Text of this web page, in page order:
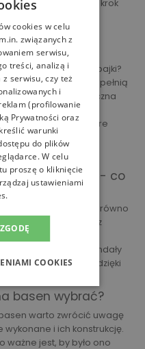
bezpieczny i stabilny krok
dla
designu
ulubionej gry czy bajki?
kolorystyce, które uzupełnią
czy może klasyczna
wersji? W ofercie
wersje japonek, które
i starszej latorośli.
dziecięce - co
które sprawdzi się zarówno
Wykonane z
zewnętrznej
nawierzchni. Sandały
trzymające nogę, dzięki
spacery.
basen wybrać?
warto zwrócić uwagę
wykonane i ich konstrukcję.
jest, by było ono
cookies w celu
związanych z
serwisu,
treści, analizą i
serwisu, czy też
i
(profilowanie
Prywatności oraz
warunki
do plików
W celu
proszę o kliknięcie
ustawieniami
COOKIES